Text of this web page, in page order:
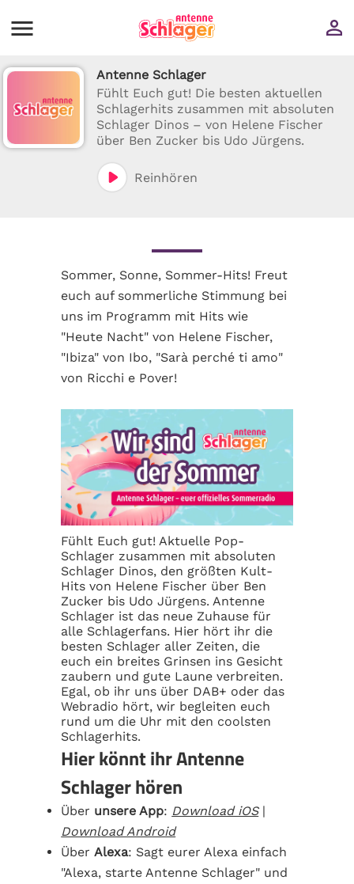
Antenne Schlager
Fühlt Euch gut! Die besten aktuellen
Schlagerhits zusammen mit absoluten
Schlager Dinos – von Helene Fischer
über Ben Zucker bis Udo Jürgens.
Reinhören
Sommer, Sonne, Sommer-Hits! Freut
euch auf sommerliche Stimmung bei
uns im Programm mit Hits wie
"Heute Nacht" von Helene Fischer,
"Ibiza" von Ibo, "Sarà perché ti amo"
von Ricchi e Pover!
Fühlt Euch gut! Aktuelle Pop-
Schlager zusammen mit absoluten
Schlager Dinos, den größten Kult-
Hits von Helene Fischer über Ben
Zucker bis Udo Jürgens. Antenne
Schlager ist das neue Zuhause für
alle Schlagerfans. Hier hört ihr die
besten Schlager aller Zeiten, die
euch ein breites Grinsen ins Gesicht
zaubern und gute Laune verbreiten.
Egal, ob ihr uns über DAB+ oder das
Webradio hört, wir begleiten euch
rund um die Uhr mit den coolsten
Schlagerhits.
Hier könnt ihr Antenne
Schlager hören
Über unsere App: Download iOS|
Download Android
ÜberAlexa: Sagt eurer Alexa einfach
"Alexa, starte Antenne Schlager" und